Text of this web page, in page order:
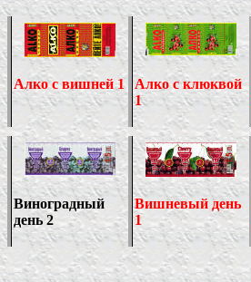
Алко с вишней 1
Алко с клюквой
1
Виноградный
день 2
Вишневый день
1